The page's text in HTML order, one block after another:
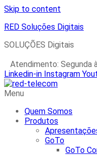
Skip to content
RED Soluções Digitais
SOLUÇÕES Digitais
Atendimento: Segunda
Linkedin-in Instagram
Menu
Quem Somos
Produtos
GoTo
GoTo